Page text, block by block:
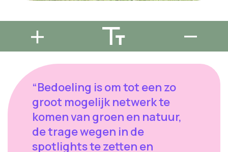
“Bedoeling is om tot een zo
groot mogelijk netwerk te
komen van groen en natuur,
de trage wegen in de
spotlights te zetten en